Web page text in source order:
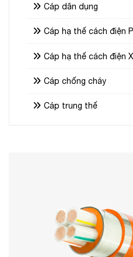
Cáp dân dụng
Cáp hạ thế cách điện
Cáp hạ thế cách điện
Cáp chống cháy
Cáp trung thế